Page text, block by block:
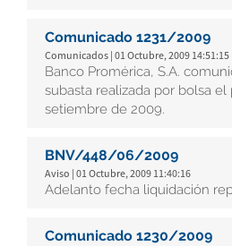
Comunicado 1231/2009
Comunicados | 01 Octubre, 2009 14:51:15
Banco Promérica, S.A.
subasta realizada por bolsa el
setiembre de 2009.
BNV/448/06/2009
Aviso | 01 Octubre, 2009 11:40:16
Adelanto fecha liquidación
Comunicado 1230/2009